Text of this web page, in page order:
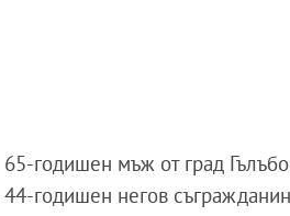
65-годишен мъж от град
44-годишен негов